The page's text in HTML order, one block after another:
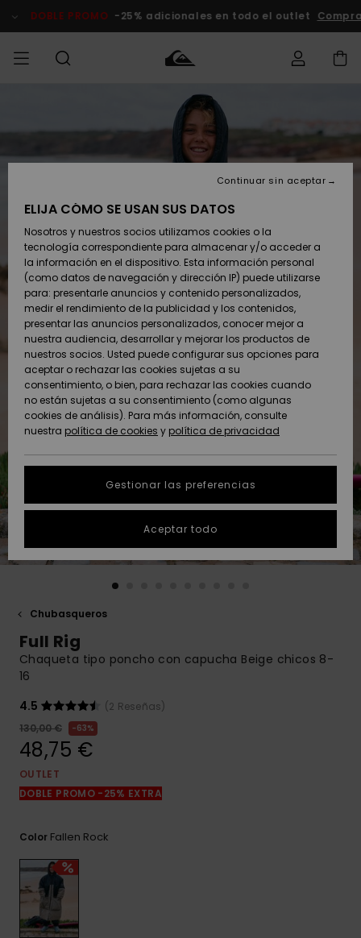
del
DOBLE PROMO -25% adicionales en todo el outlet
Zapatos y
chanclas
Surf
Snow
Novedades
Destacados
NIÑO
Zapatos y
chanclas
Surf
Snow
Novedades
Destacados
Destacados
Snow
SURF
Surf Shop
Hombre
Highlights
Comunidad
SNOW
Tienda
Snow
Snow Niños
Tienda
Snow Mujer
Destacados
Comunidad
DOBLE
PROMO
Outlet
Hombre
Outlet
Mujer
AYUDA &
CONTACTO
Accede a tu
Envio
Devoluciones
Pago
Tarjeta de
regalo
Quiksilver
Freedom
Protección de
datos
personales
Inicia una
conversación
la respuesta
las preguntas
más
contacto.
SOSTENIBILIDAD
Chubasqueros
Full Rig
Chaqueta tipo poncho con capucha Beige chicos 8-
16
4.5
(2 Reseñas)
130,00 €
63%
48,75 €
OUTLET
DOBLE PROMO -25% EXTRA
Color Fallen Rock
ELIJA CÓMO SE USAN SUS DATOS
Nosotros y nuestros socios utilizamos cookies o la
tecnología correspondiente para almacenar y/o acceder a
la información en el dispositivo. Esta información personal
(como datos de navegación y dirección IP) puede utilizarse
para: presentarle anuncios y contenido personalizados,
medir el rendimiento de la publicidad y los contenidos,
presentar las anuncios personalizados, conocer mejor a
nuestra audiencia, desarrollar y mejorar los productos de
nuestros socios. Usted puede configurar sus opciones para
aceptar o rechazar las cookies sujetas a su
consentimiento, o bien, para rechazar las cookies cuando
no están sujetas a su consentimiento (como algunas
cookies de análisis). Para más información, consulte
nuestra política de cookies y política de privacidad
Gestionar las preferencias
Continuar sin aceptar
Aceptar todo